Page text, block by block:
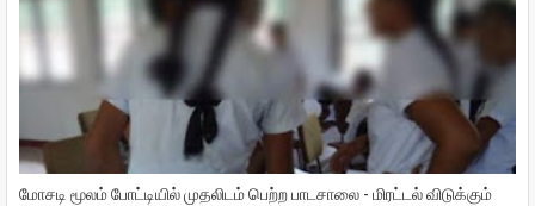
மோசடி மூலம் போட்டியில் முதலிடம் பெற்ற பாடசாலை - மிரட்டல் விடுக்கும்